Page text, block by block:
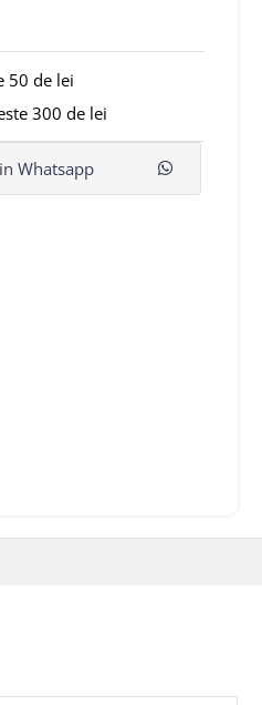
50 de lei
300 de lei
Whatsapp